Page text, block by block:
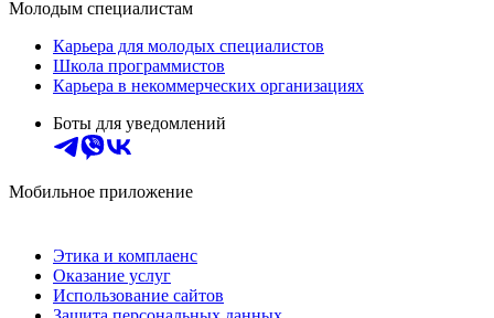
Молодым специалистам
Карьера для молодых специалистов
Школа программистов
Карьера в некоммерческих организациях
Боты для уведомлений
Мобильное приложение
Этика и комплаенс
Оказание услуг
Использование сайтов